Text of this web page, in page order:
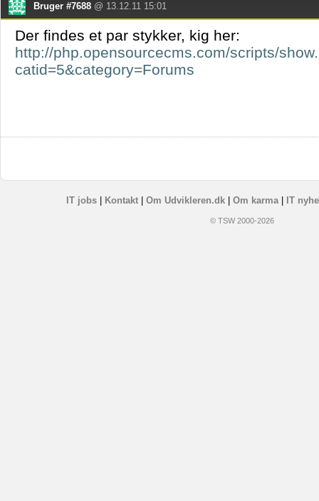
Bruger #7688 @ 13.12.11 15:01
Der findes et par stykker, kig her:
http://php.opensourcecms.com/scripts/
catid=5&category=Forums
IT jobs| Kontakt| Om Udvikleren.dk| Om karma| IT
© TSW 2000-2026